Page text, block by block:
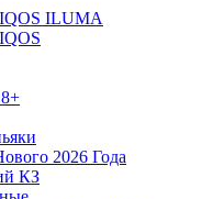
ILUMA
2026 Года
КЗ